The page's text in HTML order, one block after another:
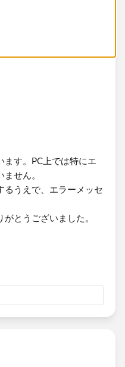
ません。
す。PC上では特にエ
せん。
うえで、エラーメッセ
とうございました。